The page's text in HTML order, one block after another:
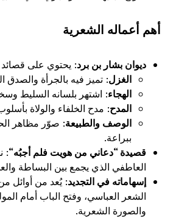
أهم أعماله الشعرية
ديوان بشار بن برد: يحتوي على
الغزل: تميز فيه بالجرأة والصدق
الهجاء: اشتهر بلسانه السليط
المدح: مدح الخلفاء والولاة
الوصف والطبيعة: صوّر مظاهر
ببراعة.
قصيدة “دعاني من هويت فلم أجبُه“
:
العاطفي الذي يجمع بين البساطة
إسهاماته في التجديد: يُعد من أوائل
الشعر العباسي، وفتح الباب أمام
والصورة الشعرية.